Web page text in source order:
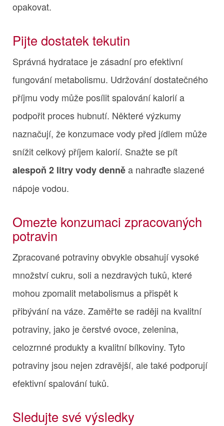
opakovat.
Pijte dostatek tekutin
Správná hydratace je zásadní pro efektivní
fungování metabolismu. Udržování dostatečného
příjmu vody může posílit spalování kalorií a
podpořit proces hubnutí. Některé výzkumy
naznačují, že konzumace vody před jídlem může
snížit celkový příjem kalorií. Snažte se pít
alespoň 2 litry vody denněa nahraďte slazené
nápoje vodou.
Omezte konzumaci zpracovaných
potravin
Zpracované potraviny obvykle obsahují vysoké
množství cukru, soli a nezdravých tuků, které
mohou zpomalit metabolismus a přispět k
přibývání na váze. Zaměřte se raději na kvalitní
potraviny, jako je čerstvé ovoce, zelenina,
celozrnné produkty a kvalitní bílkoviny. Tyto
potraviny jsou nejen zdravější, ale také podporují
efektivní spalování tuků.
Sledujte své výsledky